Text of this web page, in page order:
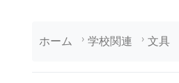
ホーム 学校関連 文具